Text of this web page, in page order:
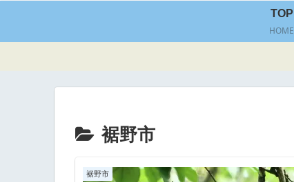
TOP
HOME
裾野市
裾野市